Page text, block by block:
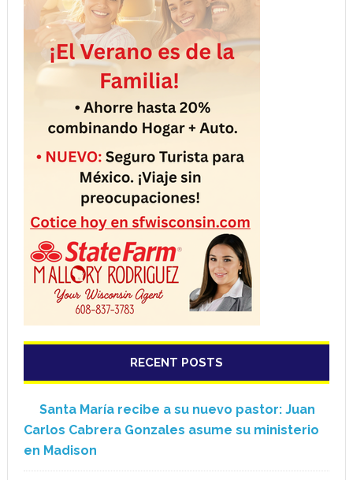
RECENT POSTS
Santa María recibe a su nuevo pastor: Juan
Carlos Cabrera Gonzales asume su ministerio
en Madison